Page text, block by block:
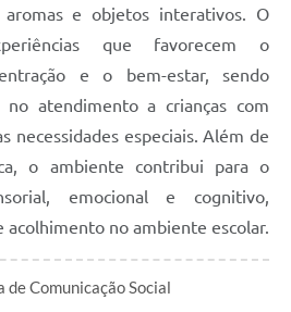
aromas e objetos interativos. O
que favorecem o
e o bem-estar, sendo
atendimento a crianças com
necessidades especiais. Além de
o ambiente contribui para o
emocional e cognitivo,
acolhimento no ambiente escolar.
de Comunicação Social